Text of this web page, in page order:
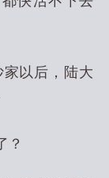
以后，陆大
？